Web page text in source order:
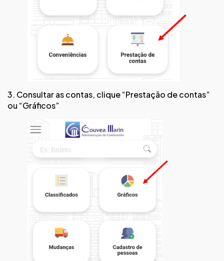
3. Consultar as contas, clique “Prestação de contas”
ou “Gráficos”